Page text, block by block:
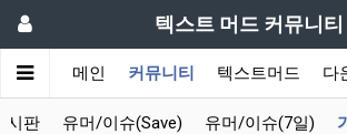
텍스트 머드 커뮤니티
메인 커뮤니티 텍스트머드 다
시판 유머/이슈(Save) 유머/이슈(7일)